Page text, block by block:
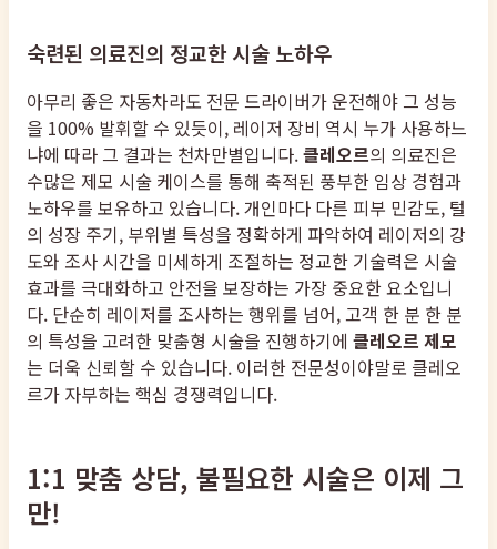
숙련된 의료진의 정교한 시술 노하우
아무리 좋은 자동차라도 전문 드라이버가 운전해야 그 성능
을 100% 발휘할 수 있듯이, 레이저 장비 역시 누가 사용하느
냐에 따라 그 결과는 천차만별입니다.클레오르의 의료진은
수많은 제모 시술 케이스를 통해 축적된 풍부한 임상 경험과
노하우를 보유하고 있습니다. 개인마다 다른 피부 민감도, 털
의 성장 주기, 부위별 특성을 정확하게 파악하여 레이저의 강
도와 조사 시간을 미세하게 조절하는 정교한 기술력은 시술
효과를 극대화하고 안전을 보장하는 가장 중요한 요소입니
다. 단순히 레이저를 조사하는 행위를 넘어, 고객 한 분 한 분
의 특성을 고려한 맞춤형 시술을 진행하기에 클레오르 제모
는 더욱 신뢰할 수 있습니다. 이러한 전문성이야말로 클레오
르가 자부하는 핵심 경쟁력입니다.
1:1 맞춤 상담, 불필요한 시술은 이제 그
만!